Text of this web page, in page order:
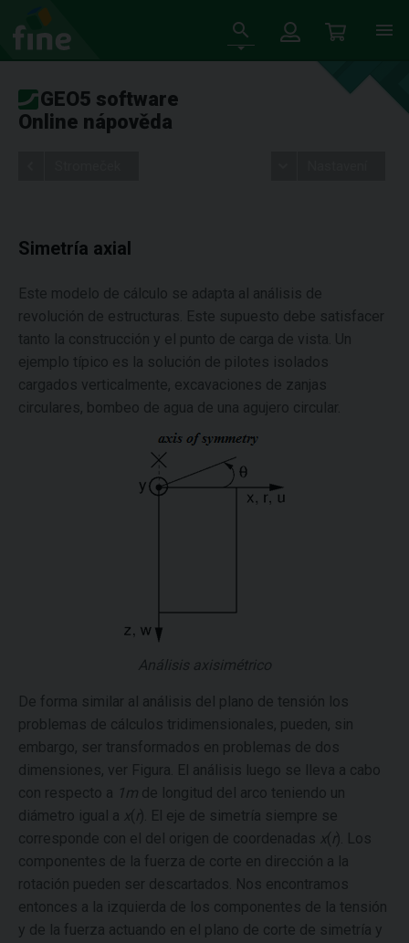
GEO5 software
Online nápověda
Simetría axial
Este modelo de cálculo se adapta al análisis de
revolución de estructuras. Este supuesto debe satisfacer
tanto la construcción y el punto de carga de vista. Un
ejemplo típico es la solución de pilotes isolados
cargados verticalmente, excavaciones de zanjas
circulares, bombeo de agua de una agujero circular.
Análisis axisimétrico
De forma similar al análisis del plano de tensión los
problemas de cálculos tridimensionales, pueden, sin
embargo, ser transformados en problemas de dos
dimensiones, ver Figura. El análisis luego se lleva a cabo
con respecto a 1m de longitud del arco teniendo un
diámetro igual a x( r). El eje de simetría siempre se
corresponde con el del origen de coordenadas x( r). Los
componentes de la fuerza de corte en dirección a la
rotación pueden ser descartados. Nos encontramos
entonces a la izquierda de los componentes de la tensión
y de la fuerza actuando en el plano de corte de simetría y